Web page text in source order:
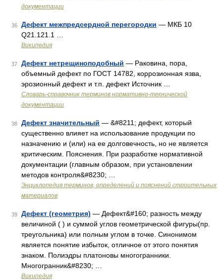
документации
36 Дефект межпредсердной перегородки — МКБ 10
Q21.121.1 …
Википедия
37 Дефект нетрещиноподобный — Раковина, пора,
объемный дефект по ГОСТ 14782, коррозионная язва,
эрозионный дефект и т.п. дефект Источник …
Словарь-справочник терминов нормативно-технической
документации
38 Дефект значительный — &#8211; дефект, который
существенно влияет на использование продукции по
назначению и (или) на ее долговечность, но не является
критическим. Пояснения. При разработке нормативной
документации (главным образом, при установлении
методов контроля&#8230; …
Энциклопедия терминов, определений и пояснений строительных
материалов
39 Дефект (геометрия) — Дефект&#160; разность между
величиной ( ) и суммой углов геометрической фигуры(пр.
треугольника) или полным углом в точке. Синонимом
является понятие избыток, отличное от этого понятия
знаком. Полиэдры платоновы многогранники.
Многогранник&#8230; …
Википедия